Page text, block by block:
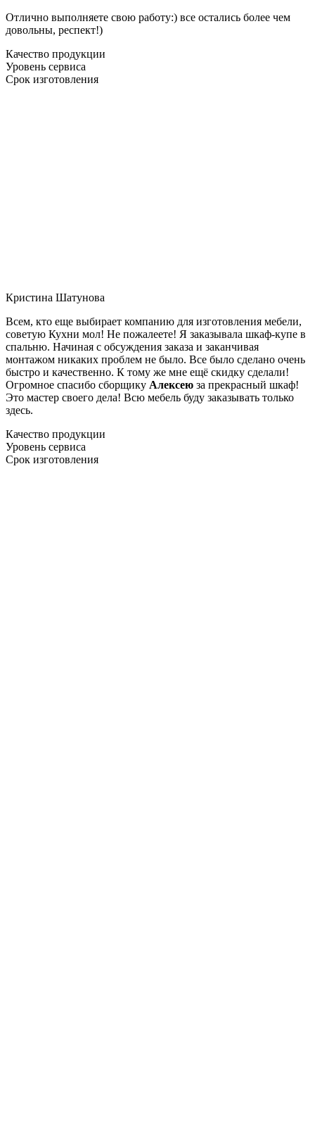
Отлично выполняете свою работу:) все остались более чем
довольны, респект!)
Качество продукции
Уровень сервиса
Срок изготовления
Кристина Шатунова
Всем, кто еще выбирает компанию для изготовления мебели,
советую Кухни мол! Не пожалеете! Я заказывала шкаф-купе в
спальню. Начиная с обсуждения заказа и заканчивая
монтажом никаких проблем не было. Все было сделано очень
быстро и качественно. К тому же мне ещё скидку сделали!
Огромное спасибо сборщику Алексею за прекрасный шкаф!
Это мастер своего дела! Всю мебель буду заказывать только
здесь.
Качество продукции
Уровень сервиса
Срок изготовления